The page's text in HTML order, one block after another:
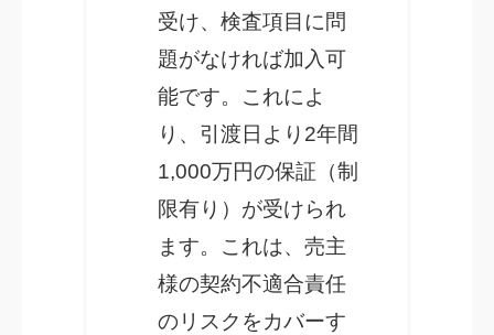
受け、検査項目に問
題がなければ加入可
能です。これによ
り、引渡日より2年間
1,000万円の保証（制
限有り）が受けられ
ます。これは、売主
様の契約不適合責任
のリスクをカバーす